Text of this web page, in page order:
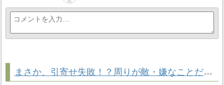
まさか、引寄せ失敗！？周りが敵・嫌なことだらけになったら、こう考えてみて